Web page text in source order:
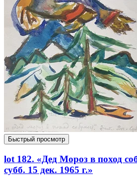
Быстрый просмотр
lot 182. «Дед Мороз в поход
субб. 15 дек. 1965 г.»